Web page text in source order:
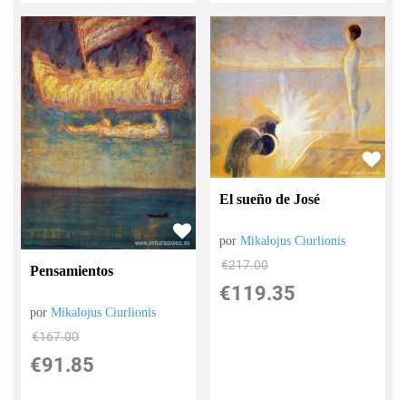
Pensamientos
porMikalojus Ciurlionis
€167.00
€91.85
El sueño de José
porMikalojus Ciurlionis
€217.00
€119.35